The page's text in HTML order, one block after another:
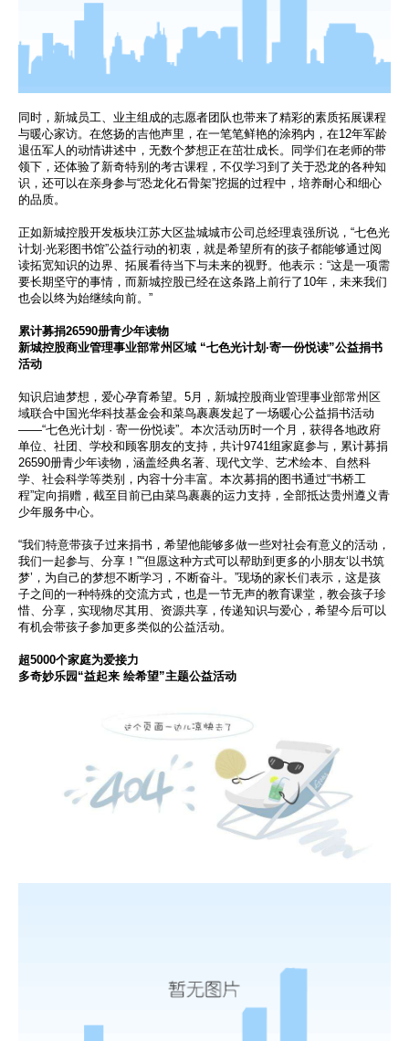
同时，新城员工、业主组成的志愿者团队也带来了精彩的素质拓展课程
与暖心家访。在悠扬的吉他声里，在一笔笔鲜艳的涂鸦内，在12年军龄
退伍军人的动情讲述中，无数个梦想正在茁壮成长。同学们在老师的带
领下，还体验了新奇特别的考古课程，不仅学习到了关于恐龙的各种知
识，还可以在亲身参与“恐龙化石骨架”挖掘的过程中，培养耐心和细心
的品质。
正如新城控股开发板块江苏大区盐城城市公司总经理袁强所说，“七色光
计划·光彩图书馆”公益行动的初衷，就是希望所有的孩子都能够通过阅
读拓宽知识的边界、拓展看待当下与未来的视野。他表示：“这是一项需
要长期坚守的事情，而新城控股已经在这条路上前行了10年，未来我们
也会以终为始继续向前。”
累计募捐26590册青少年读物
新城控股商业管理事业部常州区域 “七色光计划·寄一份悦读”公益捐书
活动
知识启迪梦想，爱心孕育希望。5月，新城控股商业管理事业部常州区
域联合中国光华科技基金会和菜鸟裹裹发起了一场暖心公益捐书活动
——“七色光计划 · 寄一份悦读”。本次活动历时一个月，获得各地政府
单位、社团、学校和顾客朋友的支持，共计9741组家庭参与，累计募捐
26590册青少年读物，涵盖经典名著、现代文学、艺术绘本、自然科
学、社会科学等类别，内容十分丰富。本次募捐的图书通过“书桥工
程”定向捐赠，截至目前已由菜鸟裹裹的运力支持，全部抵达贵州遵义青
少年服务中心。
“我们特意带孩子过来捐书，希望他能够多做一些对社会有意义的活动，
我们一起参与、分享！”“但愿这种方式可以帮助到更多的小朋友‘以书筑
梦’，为自己的梦想不断学习，不断奋斗。”现场的家长们表示，这是孩
子之间的一种特殊的交流方式，也是一节无声的教育课堂，教会孩子珍
惜、分享，实现物尽其用、资源共享，传递知识与爱心，希望今后可以
有机会带孩子参加更多类似的公益活动。
超5000个家庭为爱接力
多奇妙乐园“益起来 绘希望”主题公益活动